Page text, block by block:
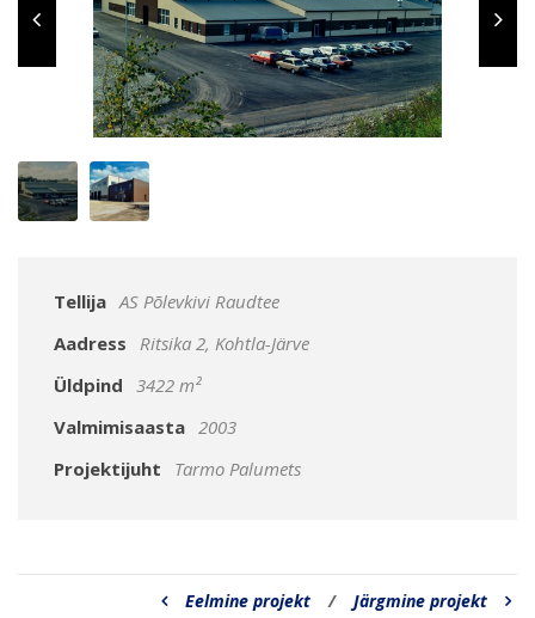
Tellija AS Põlevkivi Raudtee
Aadress
Ritsika 2, Kohtla-Järve
Üldpind 3422 m²
Valmimisaasta 2003
Projektijuht
Tarmo Palumets
Eelmine projekt / Järgmine projekt